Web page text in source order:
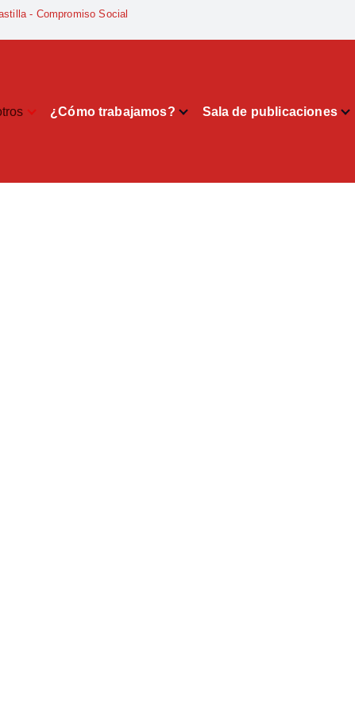
- Compromiso Social
¿Cómo trabajamos? Sala de publicaciones